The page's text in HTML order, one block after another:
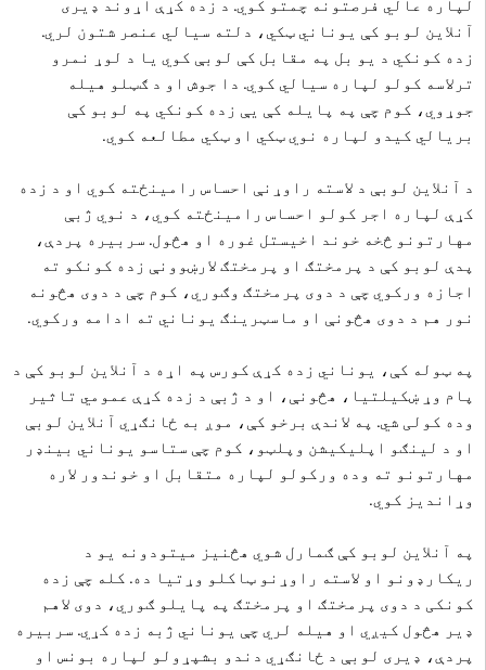
لپاره عالي فرصتونه چمتو کوي. د زده کړې اړوند ډیری
آنلاین لوبو کې یوناني ټکي، دلته سیالي عنصر شتون لري.
زده کونکي د یو بل په مقابل کې لوبې کوي یا د لوړ نمرو
ترلاسه کولو لپاره سیالي کوي. دا جوش او د ګټلو هیله
جوړوي، کوم چې په پایله کې یې زده کونکي په لوبو کې
بریالي کیدو لپاره نوي ټکي او ټکي مطالعه کوي.
د آنلاین لوبې د لاسته راوړنې احساس رامینځته کوي او د زده
کړې لپاره اجر کولو احساس رامینځته کوي، د نوي ژبې
مهارتونو څخه خوند اخیستل غوره او هڅول. سربیره پردې،
پدې لوبو کې د پرمختګ او پرمختګ لارښوونې زده کونکو ته
اجازه ورکوي چې د دوی پرمختګ وګوري، کوم چې د دوی هڅونه
نور هم د دوی هڅونې او ماسټرینګ یوناني ته ادامه ورکوي.
په ټوله کې، یوناني زده کړې کورس په اړه د آنلاین لوبو کې د
پام وړ ښکیلتیا، هڅونې، او د ژبې د زده کړې عمومي تاثیر
وده کولی شي. په لاندې برخو کې، موږ به ځانګړي آنلاین لوبې
او د لینګو اپلیکیشن وپلټو، کوم چې ستاسو یوناني بینډر
مهارتونو ته وده ورکولو لپاره متقابل او خوندور لاره
وړاندیز کوي.
په آنلاین لوبو کې ګمارل شوي هڅنیز میتودونه یو د
ریکارډونو او لاسته راوړنو ټاکلو وړتیا ده. کله چې زده
کونکی د دوی پرمختګ او پرمختګ په پایلو ګوري، دوی لاهم
ډیر هڅول کیږي او هیله لري چې یوناني ژبه زده کړي. سربیره
پردې، ډیری لوبې د ځانګړي دندو بشپړولو لپاره بونس او ​​